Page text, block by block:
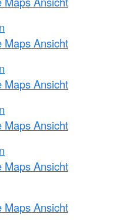
Maps Ansicht
Maps Ansicht
Maps Ansicht
Maps Ansicht
Maps Ansicht